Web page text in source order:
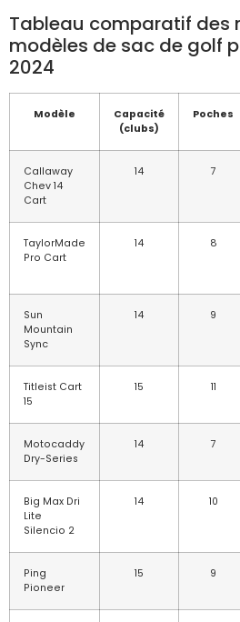
Tableau comparatif des
modèles de sac de golf
2024
Modèle
Capacité
(clubs)
Poches
Callaway
Chev 14
Cart
14 7
TaylorMade
Pro Cart
14 8
Sun
Mountain
Sync
14 9
Titleist Cart
15
15 11
Motocaddy
Dry-Series
14 7
Big Max Dri
Lite
Silencio 2
14 10
Ping
Pioneer
15 9